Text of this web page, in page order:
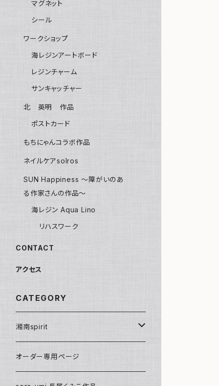
マグネット
シール
ワークショップ
海レジンアートボード
レジンチャーム
サンキャッチャー
北 英明 作品
ポストカード
もちにゃんコラボ作品
ネイルケアsolros
SUN Happiness ～障がいのあ
る作家さんの作品～
海レジン Aqua Lino
リハスワーク
CONTACT
アクセス
CATEGORY
湘南spirit
ポストカード
オーダー専用ページ